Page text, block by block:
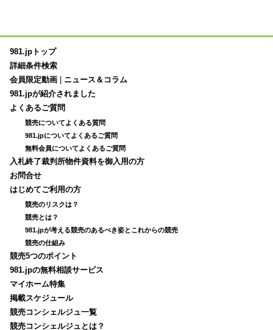
981.jpトップ
詳細条件検索
会員限定動画
ニュース＆コラム
981.jpが紹介されました
よくあるご質問
競売についてよくある質問
981.jpについてよくあるご質問
無料会員についてよくあるご質問
入札終了裁判所物件資料を御入用の方
お問合せ
はじめてご利用の方
競売のリスクは？
競売とは？
981.jpが考える競売のあるべき姿とこれからの競売
競売の仕組み
競売5つのポイント
981.jpの無料相談サービス
マイホーム特集
掲載スケジュール
競売コンシェルジュ一覧
競売コンシェルジュとは？